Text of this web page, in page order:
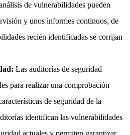
de vulnerabilidades pueden
y unos informes continuos, de
recién identificadas se corrijan
Las auditorías de seguridad
para realizar una comprobación
de seguridad de la
identifican las vulnerabilidades